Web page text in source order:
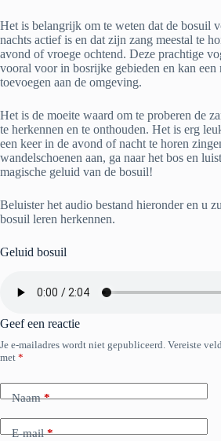
Het is belangrijk om te weten dat de bosuil
nachts actief is en dat zijn zang meestal te
avond of vroege ochtend. Deze prachtige
vooral voor in bosrijke gebieden en kan een
toevoegen aan de omgeving.
Het is de moeite waard om te proberen de
te herkennen en te onthouden. Het is erg
een keer in de avond of nacht te horen
wandelschoenen aan, ga naar het bos en
magische geluid van de bosuil!
Beluister het audio bestand hieronder en u
bosuil leren herkennen.
Geluid bosuil
Geef een reactie
Je e-mailadres wordt niet gepubliceerd. Vereiste
met *
Naam*
E-mail*